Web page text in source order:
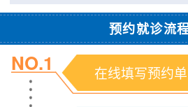
预约就诊流
NO.1 在线填写预约单